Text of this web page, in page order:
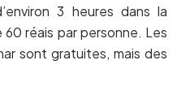
3 heures dans la
réais par personne. Les
sont gratuites, mais des